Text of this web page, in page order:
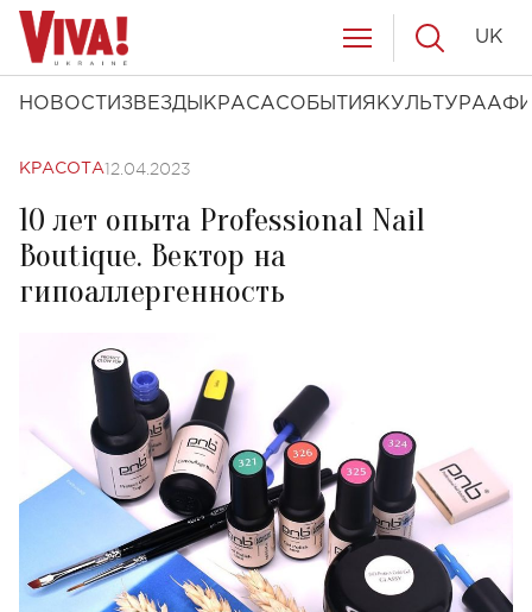
НОВОСТИ ЗВЕЗДЫ КРАСАСОБЫТИЯ КУЛЬТУРА
UK
КРАСОТА12.04.2023
10 лет опыта Professional Nail
Boutique. Вектор на
гипоаллергенность